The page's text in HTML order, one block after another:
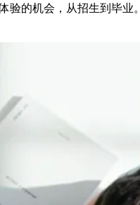
验的机会，从招生到毕业。